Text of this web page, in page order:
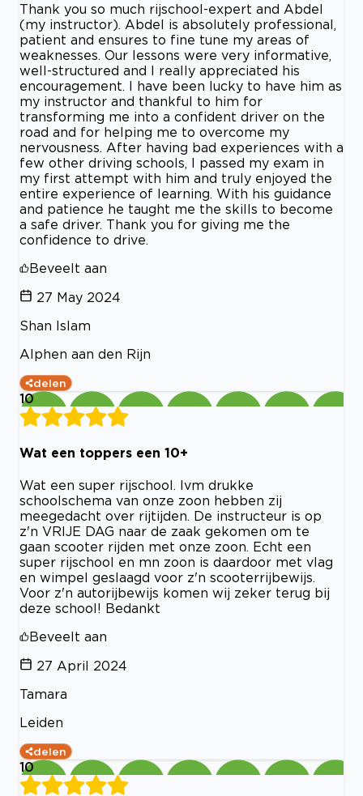
Thank you so much rijschool-expert and Abdel
(my instructor). Abdel is absolutely professional,
patient and ensures to fine tune my areas of
weaknesses. Our lessons were very informative,
well-structured and I really appreciated his
encouragement. I have been lucky to have him as
my instructor and thankful to him for
transforming me into a confident driver on the
road and for helping me to overcome my
nervousness. After having bad experiences with a
few other driving schools, I passed my exam in
my first attempt with him and truly enjoyed the
entire experience of learning. With his guidance
and patience he taught me the skills to become
a safe driver. Thank you for giving me the
confidence to drive.
Beveelt aan
27 May 2024
Shan Islam
Alphen aan den Rijn
delen
10
Wat een toppers een 10+
Wat een super rijschool. Ivm drukke
schoolschema van onze zoon hebben zij
meegedacht over rijtijden. De instructeur is op
z'n VRIJE DAG naar de zaak gekomen om te
gaan scooter rijden met onze zoon. Echt een
super rijschool en mn zoon is daardoor met vlag
en wimpel geslaagd voor z'n scooterrijbewijs.
Voor z'n autorijbewijs komen wij zeker terug bij
deze school! Bedankt
Beveelt aan
27 April 2024
Tamara
Leiden
delen
10